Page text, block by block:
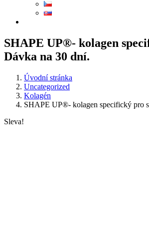
SHAPE UP®- kolagen
Dávka na 30 dní.
Úvodní stránka
Uncategorized
Kolagén
SHAPE UP®- kolagen specifický pro
Sleva!